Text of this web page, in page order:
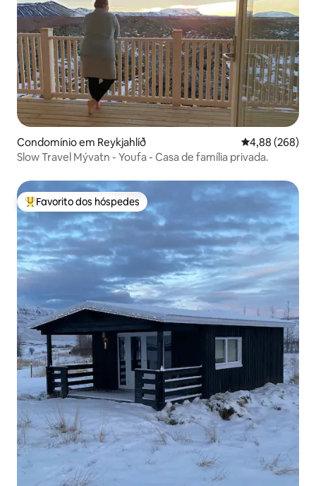
Condomínio em Reykjahlíð Classificação
4,88 (268)
Slow Travel Mývatn - Youfa - Casa de família privada.
Favoritos dos hóspedes mais apreciados
Favorito dos hóspedes